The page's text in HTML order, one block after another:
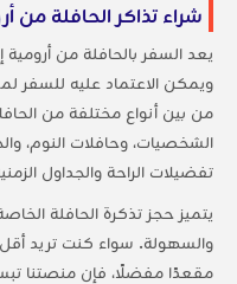
شراء تذاكر الحافلة من
يعد السفر بالحافلة من
ويمكن الاعتماد عليه للسفر
من بين أنواع مختلفة من
الشخصيات، وحافلات النوم،
تفضيلات الراحة والجداول
يتميز حجز تذكرة الحافلة
والسهولة. سواء كنت تريد
مقعدًا مفضلًا، فإن منصتنا